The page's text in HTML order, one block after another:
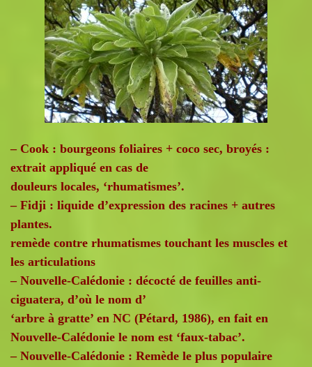
– Cook : bourgeons foliaires + coco sec, broyés :
extrait appliqué en cas de
douleurs locales, ‘rhumatismes’.
– Fidji : liquide d’expression des racines + autres
plantes.
remède contre rhumatismes touchant les muscles et
les articulations
– Nouvelle-Calédonie : décocté de feuilles anti-
ciguatera, d’où le nom d’
‘arbre à gratte’ en NC (Pétard, 1986), en fait en
Nouvelle-Calédonie le nom est ‘faux-tabac’.
– Nouvelle-Calédonie : Remède le plus populaire